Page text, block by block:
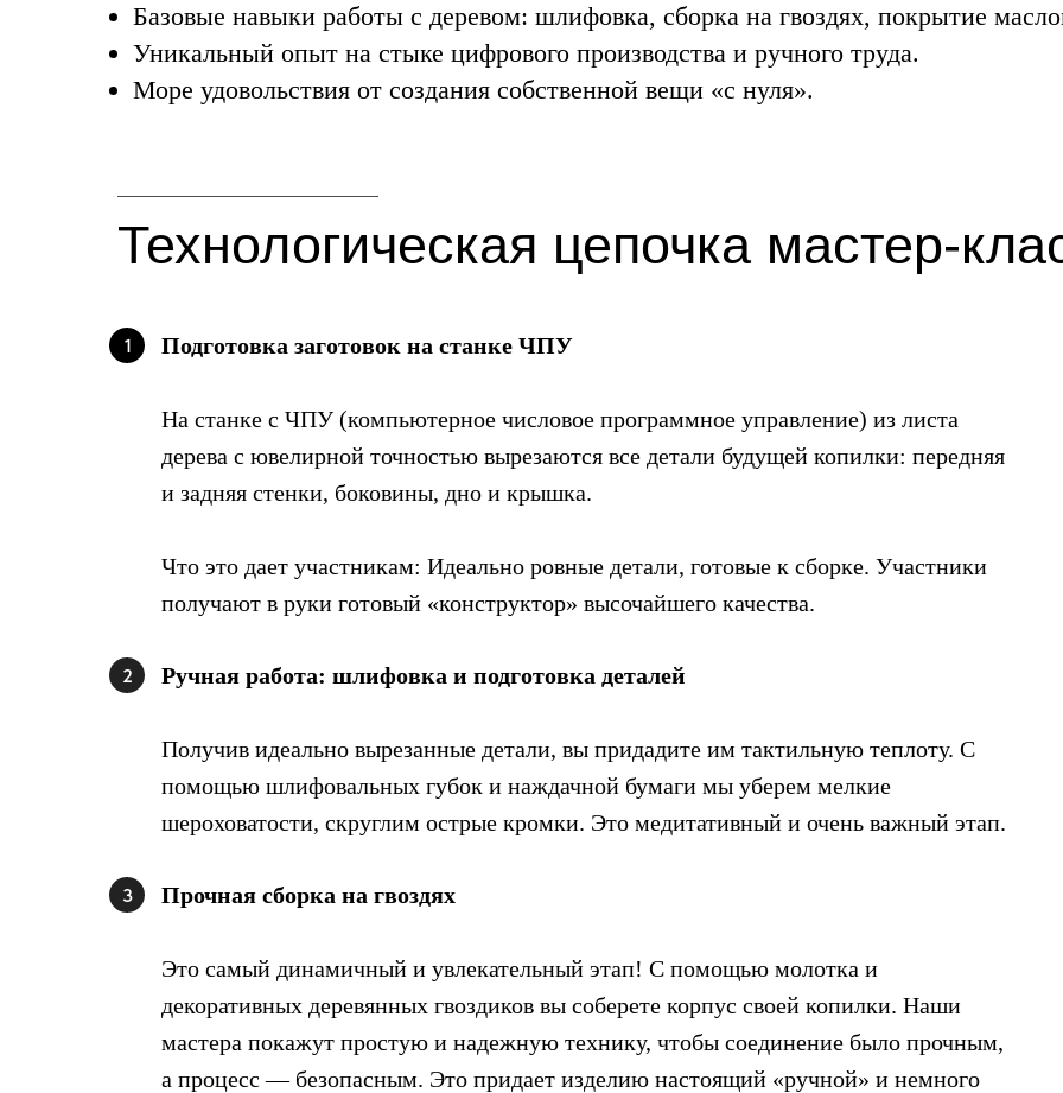
Базовые навыки работы с деревом: шлифовка, сборка на гвоздях, покрытие
Уникальный опыт на стыке цифрового производства и ручного труда.
Море удовольствия от создания собственной вещи «с нуля».
Технологическая цепочка мастер-
1 Подготовка заготовок на станке ЧПУ
На станке с ЧПУ (компьютерное числовое программное управление) из листа
дерева с ювелирной точностью вырезаются все детали будущей копилки: передняя
и задняя стенки, боковины, дно и крышка.
Что это дает участникам: Идеально ровные детали, готовые к сборке. Участники
получают в руки готовый «конструктор» высочайшего качества.
2 Ручная работа: шлифовка и подготовка деталей
Получив идеально вырезанные детали, вы придадите им тактильную теплоту. С
помощью шлифовальных губок и наждачной бумаги мы уберем мелкие
шероховатости, скруглим острые кромки. Это медитативный и очень важный этап.
3 Прочная сборка на гвоздях
Это самый динамичный и увлекательный этап! С помощью молотка и
декоративных деревянных гвоздиков вы соберете корпус своей копилки. Наши
мастера покажут простую и надежную технику, чтобы соединение было прочным,
а процесс — безопасным. Это придает изделию настоящий «ручной» и немного